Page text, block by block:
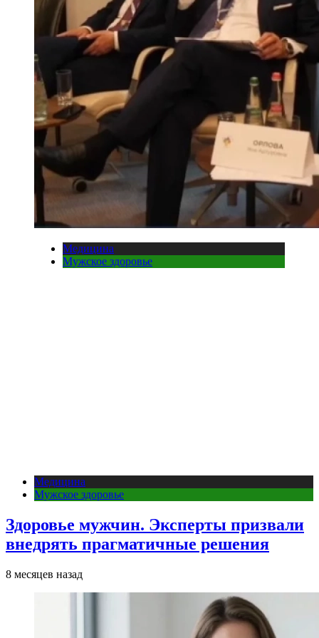
Медицина
Мужское здоровье
Медицина
Мужское здоровье
Здоровье мужчин. Эксперты призвали
внедрять прагматичные решения
8 месяцев назад